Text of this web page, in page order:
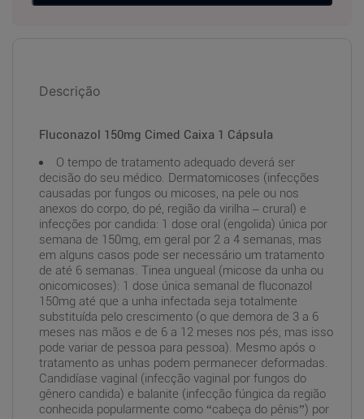
Descrição
Fluconazol 150mg Cimed Caixa 1 Cápsula
O tempo de tratamento adequado deverá ser
decisão do seu médico. Dermatomicoses (infecções
causadas por fungos ou micoses, na pele ou nos
anexos do corpo, do pé, região da virilha – crural) e
infecções por candida: 1 dose oral (engolida) única por
semana de 150mg, em geral por 2 a 4 semanas, mas
em alguns casos pode ser necessário um tratamento
de até 6 semanas. Tinea ungueal (micose da unha ou
onicomicoses): 1 dose única semanal de fluconazol
150mg até que a unha infectada seja totalmente
substituída pelo crescimento (o que demora de 3 a 6
meses nas mãos e de 6 a 12 meses nos pés, mas isso
pode variar de pessoa para pessoa). Mesmo após o
tratamento as unhas podem permanecer deformadas.
Candidíase vaginal (infecção vaginal por fungos do
gênero candida) e balanite (infecção fúngica da região
conhecida popularmente como “cabeça do pênis”) por